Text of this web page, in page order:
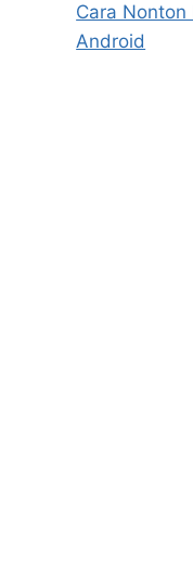
Cara Nonton
Android